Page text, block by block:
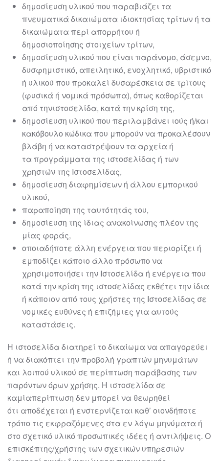
δημοσίευση υλικού που παραβιάζει τα
πνευματικά δικαιώματα ιδιοκτησίας τρίτων ή τα
δικαιώματα περί απορρήτου ή
δημοσιοποίησης στοιχείων τρίτων,
δημοσίευση υλικού που είναι παράνομο, άσεμνο,
δυσφημιστικό, απειλητικό, ενοχλητικό, υβριστικό
ή υλικού που προκαλεί δυσαρέσκεια σε τρίτους
(φυσικά ή νομικά πρόσωπα), όπως καθορίζεται
από τηνιστοσελίδα, κατά την κρίση της,
δημοσίευση υλικού που περιλαμβάνει ιούς ή/και
κακόβουλο κώδικα που μπορούν να προκαλέσουν
βλάβη ή να καταστρέψουν τα αρχεία ή
τα προγράμματα της ιστοσελίδας ή των
χρηστών της Ιστοσελίδας,
δημοσίευση διαφημίσεων ή άλλου εμπορικού
υλικού,
παραποίηση της ταυτότητάς του,
δημοσίευση της ίδιας ανακοίνωσης πλέον της
μίας φοράς,
οποιαδήποτε άλλη ενέργεια που περιορίζει ή
εμποδίζει κάποιο άλλο πρόσωπο να
χρησιμοποιήσει την Ιστοσελίδα ή ενέργεια που
κατά την κρίση της ιστοσελίδας εκθέτει την ίδια
ή κάποιον από τους χρήστες της Ιστοσελίδας σε
νομικές ευθύνες ή επιζήμιες για αυτούς
καταστάσεις.
Η ιστοσελίδα διατηρεί το δικαίωμα να απαγορεύει
ή να διακόπτει την προβολή γραπτών μηνυμάτων
και λοιπού υλικού σε περίπτωση παράβασης των
παρόντωνόρων χρήσης. Η ιστοσελίδα σε
καμίαπερίπτωση δεν μπορεί να θεωρηθεί
ότι αποδέχεται ή ενστερνίζεται καθ’ οιονδήποτε
τρόπο τις εκφραζόμενες στα εν λόγω μηνύματα ή
στο σχετικό υλικό προσωπικές ιδέες ή αντιλήψεις. Ο
επισκέπτης/χρήστης των σχετικών υπηρεσιών